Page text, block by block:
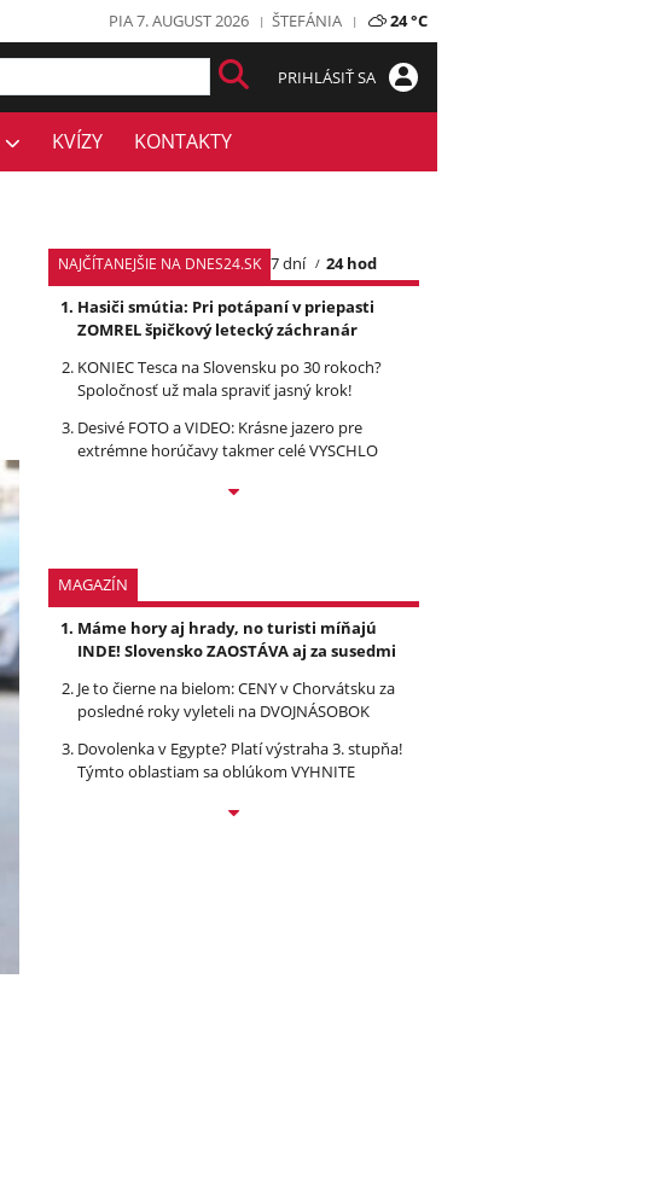
PIA 7. AUGUST 2026 ŠTEFÁNIA 24 °C
PRIHLÁSIŤ SA
KVÍZY KONTAKTY
NAJČÍTANEJŠIE NA DNES24.SK 7 dní
24 hod
Hasiči smútia: Pri potápaní v priepasti
ZOMREL špičkový letecký záchranár
KONIEC Tesca na Slovensku po 30 rokoch?
Spoločnosť už mala spraviť jasný krok!
Desivé FOTO a VIDEO: Krásne jazero pre
extrémne horúčavy takmer celé VYSCHLO
MAGAZÍN
Máme hory aj hrady, no turisti míňajú
INDE! Slovensko ZAOSTÁVA aj za susedmi
Je to čierne na bielom: CENY v Chorvátsku za
posledné roky vyleteli na DVOJNÁSOBOK
Dovolenka v Egypte? Platí výstraha 3. stupňa!
Týmto oblastiam sa oblúkom VYHNITE